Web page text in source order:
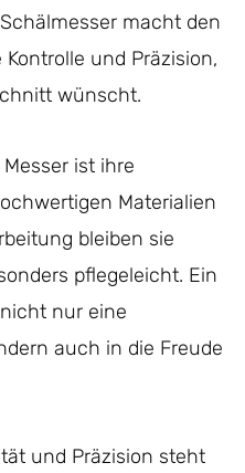
macht den
und Präzision,
wünscht.
ist ihre
Materialien
bleiben sie
pflegeleicht. Ein
nur eine
auch in die Freude
und Präzision steht